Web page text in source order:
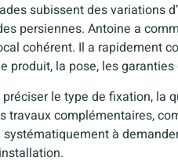
subissent des variations
persiennes. Antoine a
cohérent. Il a rapidement
produit, la pose, les
le type de fixation, la
travaux complémentaires,
systématiquement à